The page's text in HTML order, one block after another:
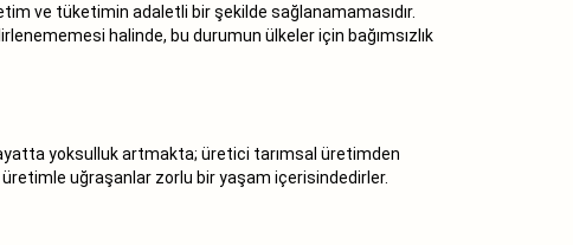
ve tüketimin adaletli bir şekilde sağlanamamasıdır.
halinde, bu durumun ülkeler için bağımsızlık
yoksulluk artmakta; üretici tarımsal üretimden
uğraşanlar zorlu bir yaşam içerisindedirler.